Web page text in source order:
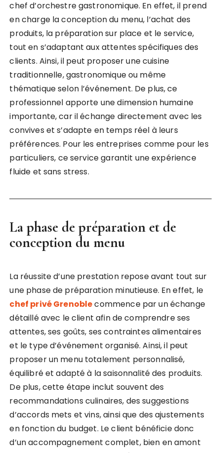
chef d’orchestre gastronomique. En effet, il prend
en charge la conception du menu, l’achat des
produits, la préparation sur place et le service,
tout en s’adaptant aux attentes spécifiques des
clients. Ainsi, il peut proposer une cuisine
traditionnelle, gastronomique ou même
thématique selon l’événement. De plus, ce
professionnel apporte une dimension humaine
importante, car il échange directement avec les
convives et s’adapte en temps réel à leurs
préférences. Pour les entreprises comme pour les
particuliers, ce service garantit une expérience
fluide et sans stress.
La phase de préparation et de
conception du menu
La réussite d’une prestation repose avant tout sur
une phase de préparation minutieuse. En effet, le
chef privé Grenoblecommence par un échange
détaillé avec le client afin de comprendre ses
attentes, ses goûts, ses contraintes alimentaires
et le type d’événement organisé. Ainsi, il peut
proposer un menu totalement personnalisé,
équilibré et adapté à la saisonnalité des produits.
De plus, cette étape inclut souvent des
recommandations culinaires, des suggestions
d’accords mets et vins, ainsi que des ajustements
en fonction du budget. Le client bénéficie donc
d’un accompagnement complet, bien en amont